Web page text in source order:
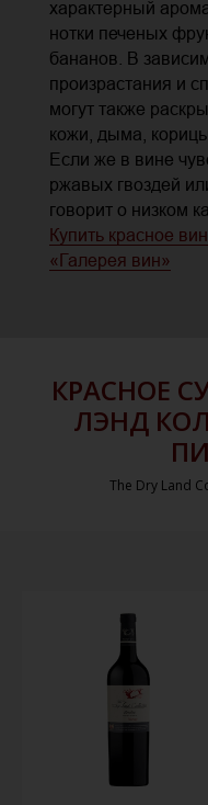
характерный
нотки печеных
бананов. В
произрастания и
могут также
кожи, дыма,
Если же в вине
ржавых гвоздей
говорит о низком
Купить красное
«Галерея вин»
КРАСНОЕ
ЛЭНД
The Dry Land